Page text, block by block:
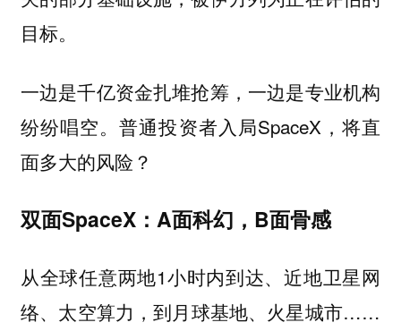
目标。
一边是千亿资金扎堆抢筹，一边是专业机构
纷纷唱空。普通投资者入局SpaceX，将直
面多大的风险？
双面SpaceX：A面科幻，B面骨感
从全球任意两地1小时内到达、近地卫星网
络、太空算力，到月球基地、火星城市……